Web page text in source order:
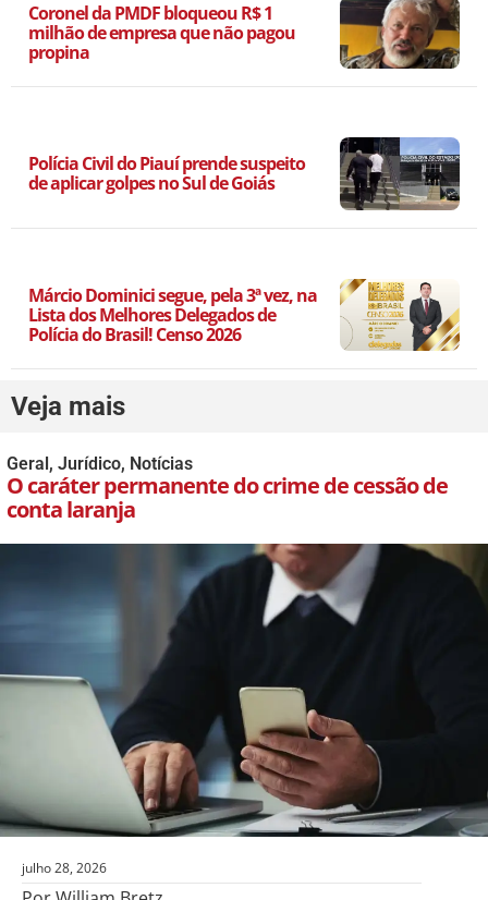
Coronel da PMDF bloqueou R$ 1
milhão de empresa que não pagou
propina
Polícia Civil do Piauí prende suspeito
de aplicar golpes no Sul de Goiás
Márcio Dominici segue, pela 3ª vez, na
Lista dos Melhores Delegados de
Polícia do Brasil! Censo 2026
Veja mais
Geral, Jurídico, Notícias
O caráter permanente do crime de cessão de
conta laranja
julho 28, 2026